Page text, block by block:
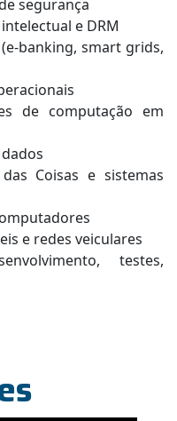
segurança
e DRM
banking, smart grids,
de computação em
Coisas e sistemas
e redes veiculares
testes,